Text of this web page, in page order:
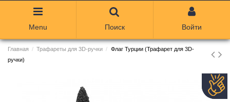
Menu Поиск Войти
Главная Трафареты для 3D-ручки
Флаг Турции (Трафарет для 3D-
ручки)